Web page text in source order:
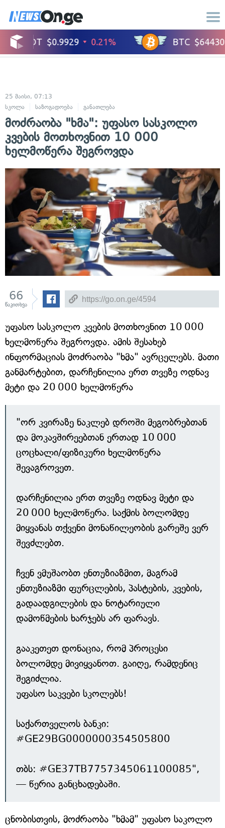
25 მაისი, 07:13
სკოლა
საზოგადოება განათლება
მოძრაობა "ხმა": უფასო სასკოლო
კვების მოთხოვნით 10 000
ხელმოწერა შეგროვდა
66
წაკითხვა
უფასო სასკოლო კვების მოთხოვნით 10 000
ხელმოწერა შეგროვდა. ამის შესახებ
ინფორმაციას მოძრაობა "ხმა" ავრცელებს. მათი
განმარტებით, დარჩენილია ერთ თვეზე ოდნავ
მეტი და 20 000 ხელმოწერა
"ორ კვირაზე ნაკლებ დროში მეგობრებთან
და მოკავშირეებთან ერთად 10 000
ცოცხალი/ფიზიკური ხელმოწერა
შევაგროვეთ.
დარჩენილია ერთ თვეზე ოდნავ მეტი და
20 000 ხელმოწერა. საქმის ბოლომდე
მიყვანას თქვენი მონაწილეობის გარეშე ვერ
შევძლებთ.
ჩვენ ვმუშაობთ ენთუზიაზმით, მაგრამ
ენთუზიაზმი ფურცლების, პასტების, კვების,
გადაადგილების და ნოტარიული
დამოწმების ხარჯებს არ ფარავს.
გააკეთეთ დონაცია, რომ პროცესი
ბოლომდე მივიყვანოთ. გაიღე, რამდენიც
შეგიძლია.
უფასო საკვები სკოლებს!
საქართველოს ბანკი:
#GE29BG0000000354505800
თბს: #GE37TB7757345061100085",
— წერია განცხადებაში.
ცნობისთვის, მოძრაობა "ხმამ" უფასო საკოლო